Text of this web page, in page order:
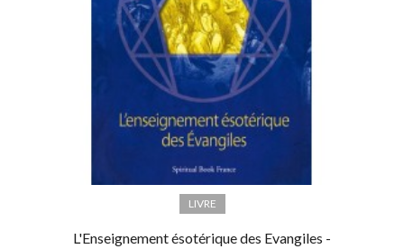
LIVRE
L'Enseignement ésotérique des Evangiles -